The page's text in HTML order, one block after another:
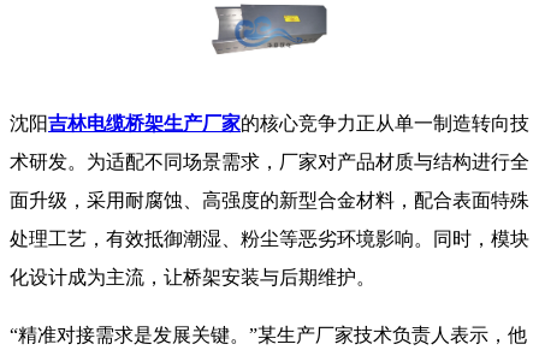
沈阳吉林电缆桥架生产厂家的核心竞争力正从单一制造转向技
术研发。为适配不同场景需求，厂家对产品材质与结构进行全
面升级，采用耐腐蚀、高强度的新型合金材料，配合表面特殊
处理工艺，有效抵御潮湿、粉尘等恶劣环境影响。同时，模块
化设计成为主流，让桥架安装与后期维护。
“精准对接需求是发展关键。”某生产厂家技术负责人表示，他